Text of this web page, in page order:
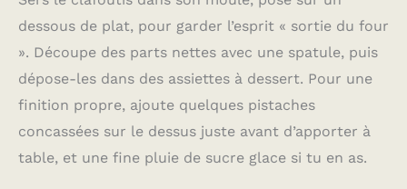
utilisation confortable
et un changement
rapide des accessoires.
Compact et pratique
pour un usage
quotidien : Léger, doté
d'un design compact, ce
mixeur est facile à
dessous de plat, pour garder l’esprit « sortie du four
». Découpe des parts nettes avec une spatule, puis
dépose-les dans des assiettes à dessert. Pour une
finition propre, ajoute quelques pistaches
concassées sur le dessus juste avant d’apporter à
table, et une fine pluie de sucre glace si tu en as.